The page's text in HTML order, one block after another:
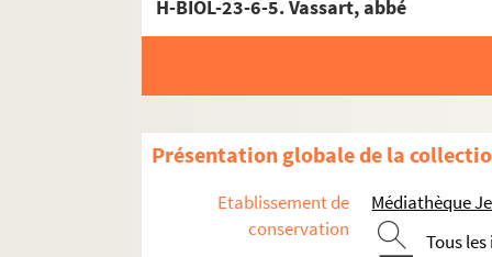
H-BIOL-23-6-5. Vassart, abbé
Présentation globale de la
Etablissement de
conservation
Médiathèque
Tous
H-BIOL-4. Carlez à Colpaert
H-BIOL-5. Collin à Darcy
H-BIOL-8. De Lille à De Resbecque
H-BIOL-10. Deturck à Duhaut
H-BIOL-11. Dujardin à Faid'herbe